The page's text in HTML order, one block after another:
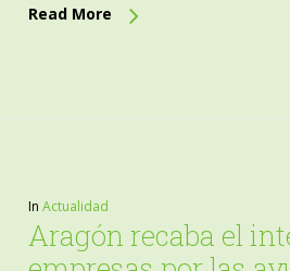
Read More
In Actualidad
Aragón recaba el